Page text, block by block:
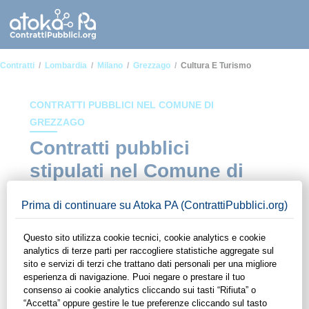
Contratti Lombardia Milano Grezzago Cultura E Turismo
CONTRATTI PUBBLICI NEL COMUNE DI
GREZZAGO
Contratti pubblici
stipulati nel Comune di
Cultura e turismo
In questa sezione del sito di ContrattiPubblici.org potrai avere
ad alcuni dei contratti presenti nella piattaforma stipulati
all'interno del Comune di Grezzago in ambito Cultura e
turismo. Grazie alle funzionalità di ContrattiPubblici.org potrai
monitorare la scadenza dei contratti pubblici di tuo interesse e
programmare la tua attività commerciale con le Pubbliche